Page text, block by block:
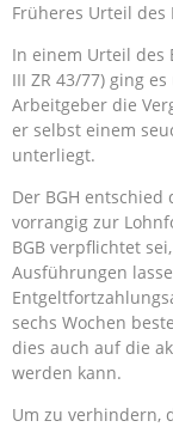
Früheres Urteil
In einem Urteil des
III ZR 43/77) ging
Arbeitgeber die
er selbst einem
unterliegt.
Der BGH
vorrangig zur
BGB verpflichtet
Ausführungen
sechs Wochen
dies auch auf die
werden kann.
Um zu verhindern,